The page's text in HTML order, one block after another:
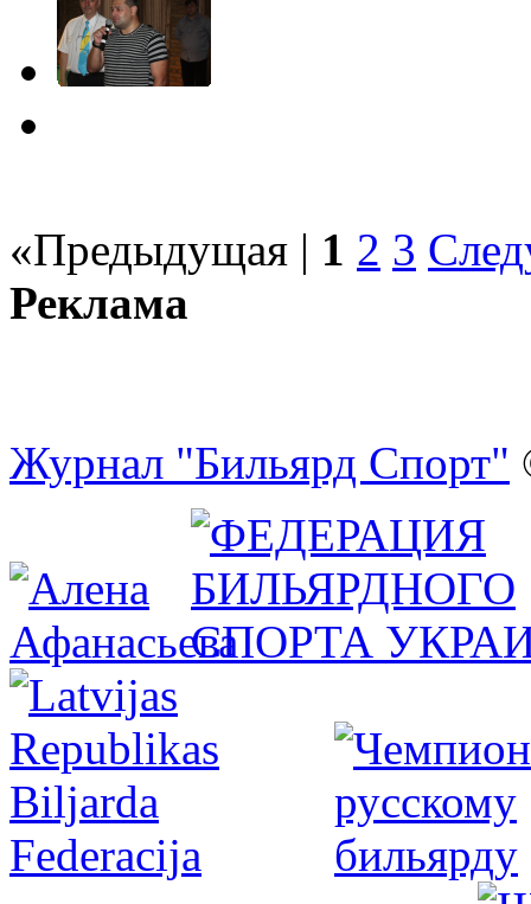
«Предыдущая | 1 2 3
Реклама
Журнал "Бильярд Спорт"